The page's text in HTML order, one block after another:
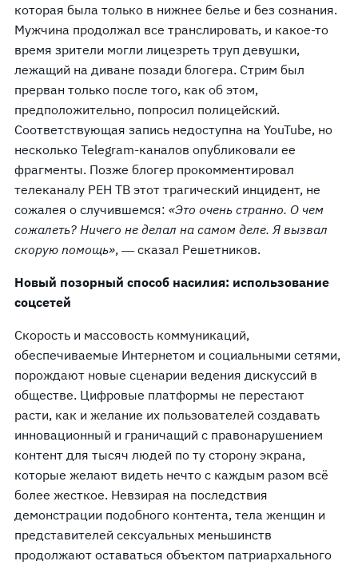
которая была только в нижнее белье и без сознания.
Мужчина продолжал все транслировать, и какое-то
время зрители могли лицезреть труп девушки,
лежащий на диване позади блогера. Стрим был
прерван только после того, как об этом,
предположительно, попросил полицейский.
Соответствующая запись недоступна на YouTube, но
несколько Telegram-каналов опубликовали ее
фрагменты. Позже блогер прокомментировал
телеканалу РЕН ТВ этот трагический инцидент, не
сожалея о случившемся: «Это очень странно. О чем
сожалеть? Ничего не делал на самом деле. Я вызвал
скорую помощь», ― сказал Решетников.
Новый позорный способ насилия: использование
соцсетей
Скорость и массовость коммуникаций,
обеспечиваемые Интернетом и социальными сетями,
порождают новые сценарии ведения дискуссий в
обществе. Цифровые платформы не перестают
расти, как и желание их пользователей создавать
инновационный и граничащий с правонарушением
контент для тысяч людей по ту сторону экрана,
которые желают видеть нечто с каждым разом всё
более жесткое. Невзирая на последствия
демонстрации подобного контента, тела женщин и
представителей сексуальных меньшинств
продолжают оставаться объектом патриархального